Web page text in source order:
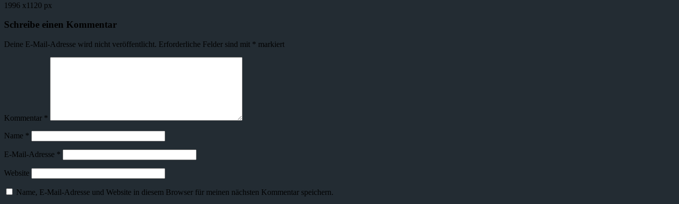
1996 x1120 px
Schreibe einen Kommentar
Deine E-Mail-Adresse wird nicht veröffentlicht. Erforderliche Felder sind mit * markiert
Kommentar *
Name *
E-Mail-Adresse *
Website
Name, E-Mail-Adresse und Website in diesem Browser für meinen nächsten Kommentar speichern.